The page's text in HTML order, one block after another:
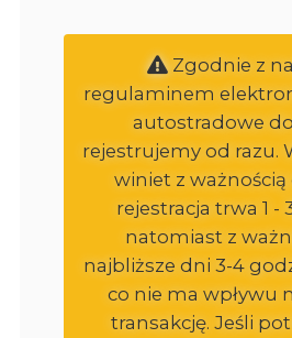
Zgodnie z
regulaminem
autostradowe
rejestrujemy od razu.
winiet z ważnością
rejestracja trwa 1 -
natomiast z
najbliższe dni 3-4
co nie ma wpływu
transakcję. Jeśli